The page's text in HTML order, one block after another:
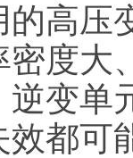
高压
度大
变单
都可